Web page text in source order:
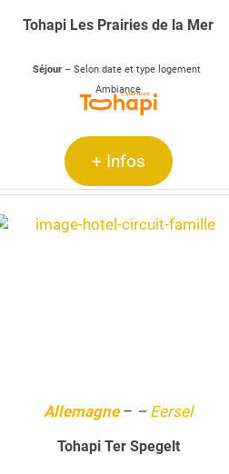
Tohapi Les Prairies de la Mer
Séjour – Selon date et type logement
Ambiance
+ Infos
Allemagne– – Eersel
Tohapi Ter Spegelt